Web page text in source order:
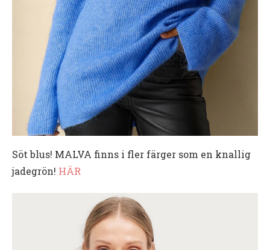
Söt blus! MALVA finns i fler färger som en knallig
jadegrön! HÄR